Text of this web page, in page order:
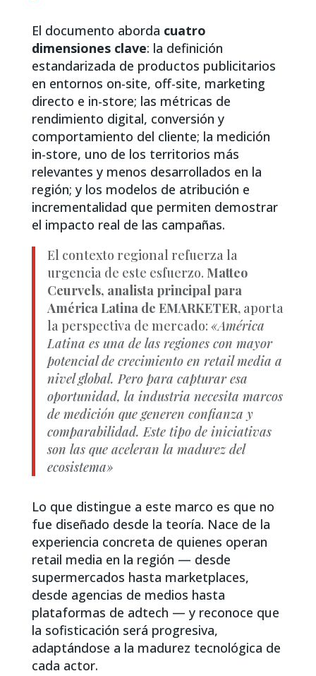
El documento aborda cuatro
dimensiones clave: la definición
estandarizada de productos publicitarios
en entornos on-site, off-site, marketing
directo e in-store; las métricas de
rendimiento digital, conversión y
comportamiento del cliente; la medición
in-store, uno de los territorios más
relevantes y menos desarrollados en la
región; y los modelos de atribución e
incrementalidad que permiten demostrar
el impacto real de las campañas.
El contexto regional refuerza la
urgencia de este esfuerzo. Matteo
Ceurvels, analista principal para
América Latina de EMARKETER, aporta
la perspectiva de mercado:«América
Latina es una de las regiones con mayor
potencial de crecimiento en retail media a
nivel global. Pero para capturar esa
oportunidad, la industria necesita marcos
de medición que generen confianza y
comparabilidad. Este tipo de iniciativas
son las que aceleran la madurez del
ecosistema»
Lo que distingue a este marco es que no
fue diseñado desde la teoría. Nace de la
experiencia concreta de quienes operan
retail media en la región — desde
supermercados hasta marketplaces,
desde agencias de medios hasta
plataformas de adtech — y reconoce que
la sofisticación será progresiva,
adaptándose a la madurez tecnológica de
cada actor.